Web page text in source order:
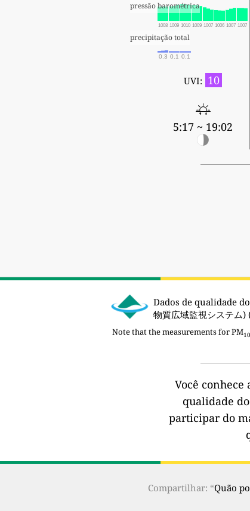
pressão barométrica
1008 1009 1010 1009 1007 1006 1007 1007
precipitação total
0.3 0.1 0.1
UVI: 10
5:17 ~ 19:02
Dados de qualidade
物質広域監視システム)
Note that the measurements for PM10
Você conhece
qualidade
participar do
Compartilhar: “Quão